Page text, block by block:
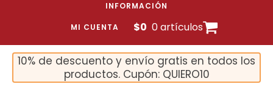
INFORMACIÓN
MI CUENTA $0 0 artículos
10% de descuento y envío gratis en todos los
productos. Cupón: QUIERO10